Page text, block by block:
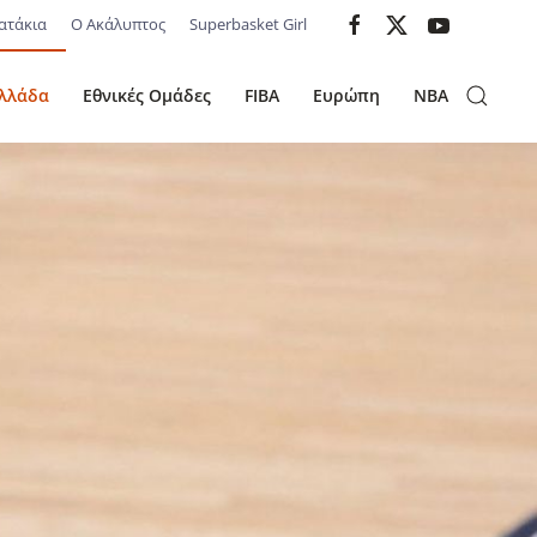
Ο Ακάλυπτος Superbasket Girl
Εθνικές Ομάδες FIBA Ευρώπη NBA